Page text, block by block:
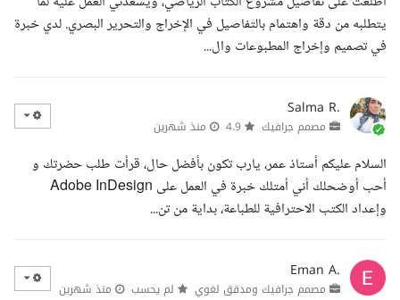
يتطلبه من دقة واهتمام بالتفاصيل في الإخراج والتحرير البصري. لدي خبرة
في تصميم وإخراج المطبوعات وال...
Salma R.
مصمم جرافيك منذ شهرين
السلام عليكم أستاذ عمر، يارب تكون بأفضل حال، قرأت طلب حضرتك و
أحب أوضحلك أني أمتلك خبرة في العمل على Adobe InDesign
وإعداد الكتب الاحترافية للطباعة، بداية من تن...
Eman A.
مصمم جرافيك ومدقق لغوي لم يحسب منذ شهرين